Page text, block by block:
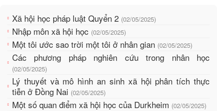
Xã hội học pháp luật Quyển 2 (02/05/2025)
Nhập môn xã hội học (02/05/2025)
Một tôi ước sao trời một tôi ở nhân gian (02/05/2025)
Các phương pháp nghiên cứu trong nhân học
(02/05/2025)
Lý thuyết và mô hình an sinh xã hội phân tích thực
tiễn ở Đồng Nai (02/05/2025)
Một số quan điểm xã hội học của Durkheim (02/05/2025)